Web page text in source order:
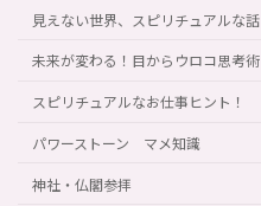
見えない世界、スピリチュアルな話
未来が変わる！目からウロコ思考術
スピリチュアルなお仕事ヒント！
パワーストーン マメ知識
神社・仏閣参拝